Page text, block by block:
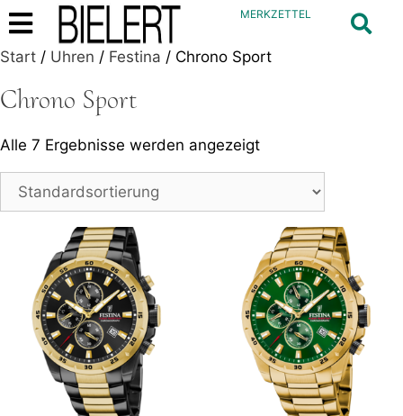
MERKZETTEL
Start / Uhren / Festina / Chrono Sport
Chrono Sport
Alle 7 Ergebnisse werden angezeigt